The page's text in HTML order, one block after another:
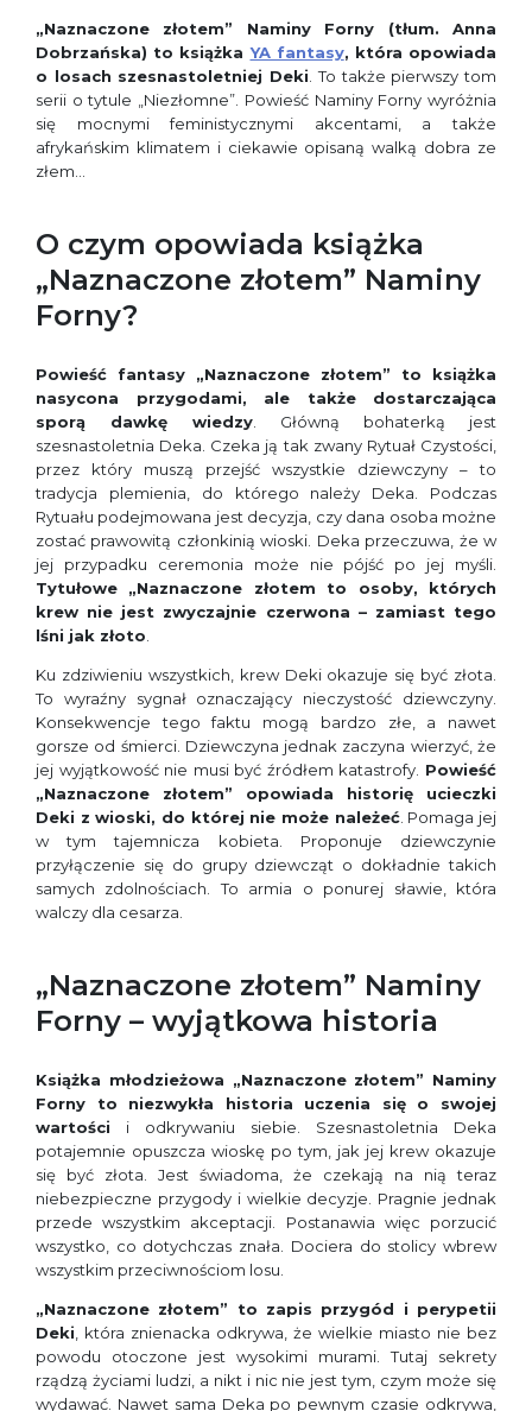
„Naznaczone złotem” Naminy Forny (tłum. Anna
Dobrzańska) to książkaYA fantasy, która opowiada
o losach szesnastoletniej Deki . To także pierwszy tom
serii o tytule „Niezłomne”. Powieść Naminy Forny wyróżnia
się mocnymi feministycznymi akcentami, a także
afrykańskim klimatem i ciekawie opisaną walką dobra ze
złem…
O czym opowiada książka
„Naznaczone złotem” Naminy
Forny?
Powieść fantasy „Naznaczone złotem” to książka
nasycona przygodami, ale także dostarczająca
sporą dawkę wiedzy . Główną bohaterką jest
szesnastoletnia Deka. Czeka ją tak zwany Rytuał Czystości,
przez który muszą przejść wszystkie dziewczyny – to
tradycja plemienia, do którego należy Deka. Podczas
Rytuału podejmowana jest decyzja, czy dana osoba możne
zostać prawowitą członkinią wioski. Deka przeczuwa, że w
jej przypadku ceremonia może nie pójść po jej myśli.
Tytułowe „Naznaczone złotem to osoby, których
krew nie jest zwyczajnie czerwona – zamiast tego
lśni jak złoto
Ku zdziwieniu wszystkich, krew Deki okazuje się być złota.
To wyraźny sygnał oznaczający nieczystość dziewczyny.
Konsekwencje tego faktu mogą bardzo złe, a nawet
gorsze od śmierci. Dziewczyna jednak zaczyna wierzyć, że
jej wyjątkowość nie musi być źródłem katastrofy. Powieść
„Naznaczone złotem” opowiada historię ucieczki
Deki z wioski, do której nie może należeć. Pomaga jej
w tym tajemnicza kobieta. Proponuje dziewczynie
przyłączenie się do grupy dziewcząt o dokładnie takich
samych zdolnościach. To armia o ponurej sławie, która
walczy dla cesarza.
„Naznaczone złotem” Naminy
Forny – wyjątkowa historia
Książka młodzieżowa „Naznaczone złotem” Naminy
Forny to niezwykła historia uczenia się o swojej
wartości i odkrywaniu siebie. Szesnastoletnia Deka
potajemnie opuszcza wioskę po tym, jak jej krew okazuje
się być złota. Jest świadoma, że czekają na nią teraz
niebezpieczne przygody i wielkie decyzje. Pragnie jednak
przede wszystkim akceptacji. Postanawia więc porzucić
wszystko, co dotychczas znała. Dociera do stolicy wbrew
wszystkim przeciwnościom losu.
„Naznaczone złotem” to zapis przygód i perypetii
Deki , która znienacka odkrywa, że wielkie miasto nie bez
powodu otoczone jest wysokimi murami. Tutaj sekrety
rządzą życiami ludzi, a nikt i nic nie jest tym, czym może się
wydawać. Nawet sama Deka po pewnym czasie odkrywa,